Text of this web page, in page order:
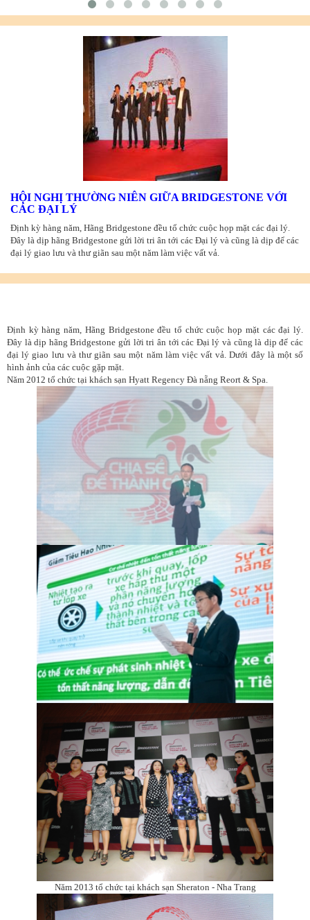
HỘI NGHỊ THƯỜNG NIÊN GIỮA BRIDGESTONE VỚI
CÁC ĐẠI LÝ
Định kỳ hàng năm, Hãng Bridgestone đều tổ chức cuộc họp mặt các đại lý.
Đây là dịp hãng Bridgestone gửi lời tri ân tới các Đại lý và cũng là dịp để các
đại lý giao lưu và thư giãn sau một năm làm việc vất vả.
Định kỳ hàng năm, Hãng Bridgestone đều tổ chức cuộc họp mặt các đại lý.
Đây là dịp hãng Bridgestone gửi lời tri ân tới các Đại lý và cũng là dịp để các
đại lý giao lưu và thư giãn sau một năm làm việc vất vả. Dưới đây là một số
hình ảnh của các cuộc gặp mặt.
Năm 2012 tổ chức tại khách sạn Hyatt Regency Đà nẵng Reort & Spa.
Năm 2013 tổ chức tại khách sạn Sheraton - Nha Trang